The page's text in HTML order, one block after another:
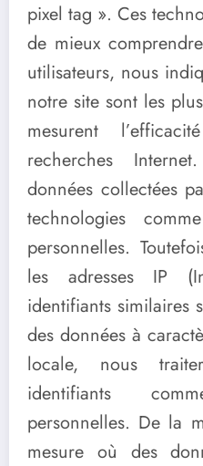
pixel tag ». Ces
de mieux
utilisateurs, nous
notre site sont les
mesurent
recherches
données collectées
technologies
personnelles.
les adresses IP
identifiants similaires
des données à
locale, nous
identifiants
personnelles. De la
mesure où des